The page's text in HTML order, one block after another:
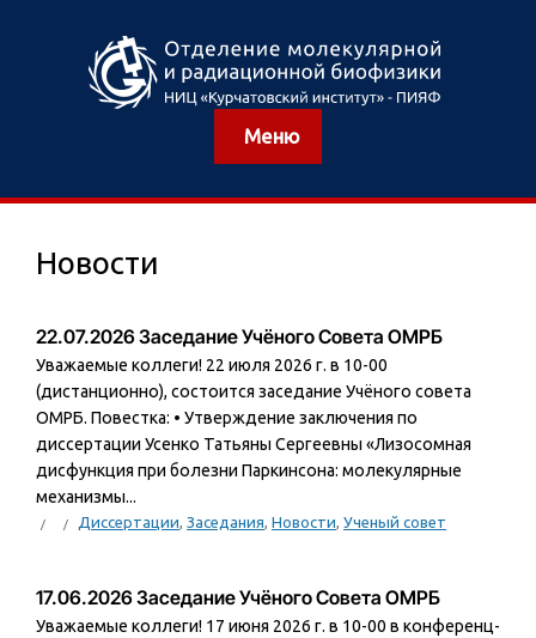
Меню
Новости
22.07.2026 Заседание Учёного Совета ОМРБ
Уважаемые коллеги! 22 июля 2026 г. в 10-00
(дистанционно), состоится заседание Учёного совета
ОМРБ. Повестка: • Утверждение заключения по
диссертации Усенко Татьяны Сергеевны «Лизосомная
дисфункция при болезни Паркинсона: молекулярные
механизмы...
Диссертации, Заседания, Новости, Ученый совет
17.06.2026 Заседание Учёного Совета ОМРБ
Уважаемые коллеги! 17 июня 2026 г. в 10-00 в конференц-